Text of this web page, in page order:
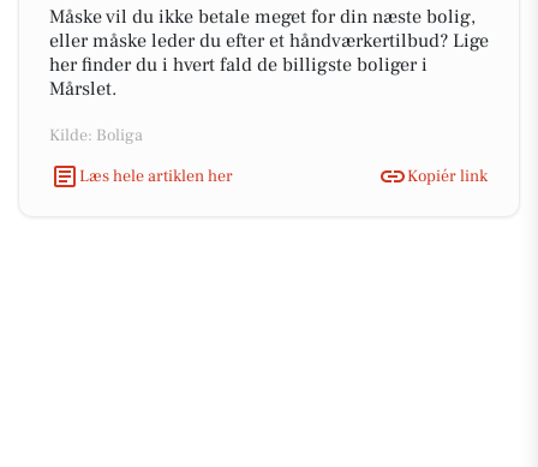
Måske vil du ikke betale meget for din næste bolig,
eller måske leder du efter et håndværkertilbud? Lige
her finder du i hvert fald de billigste boliger i
Mårslet.
Kilde: Boliga
Læs hele artiklen her
Kopiér link